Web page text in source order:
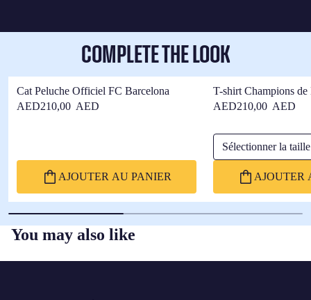
COMPLETE THE LOOK
Cat Peluche Officiel FC Barcelona
AED210,00 AED
AJOUTER AU PANIER
T-shirt Champions
Barça
AED210,00 AED
Sélectionner la taille
AJOUTER
You may also like